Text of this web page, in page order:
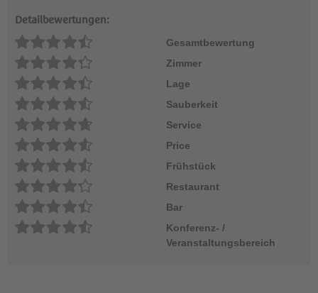
Detailbewertungen:
Gesamtbewertung
Zimmer
Lage
Sauberkeit
Service
Price
Frühstück
Restaurant
Bar
Konferenz- /
Veranstaltungsbereich